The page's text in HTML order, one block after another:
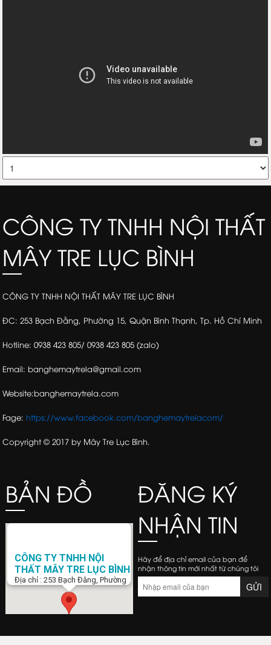
CÔNG TY TNHH NỘI THẤT
MÂY TRE LỤC BÌNH
CÔNG TY TNHH NỘI THẤT MÂY TRE LỤC BÌNH
ĐC: 253 Bạch Đằng, Phường 15, Quận Bình Thạnh, Tp. Hồ Chí Minh
Hotline: 0938 423 805/ 0938 423 805 (zalo)
Email: banghemaytrela@gmail.com
Website:banghemaytrela.com
Fage:https://www.facebook.com/banghemaytrelacom/
Copyright © 2017 by Mây Tre Lục Bình.
BẢN ĐỒ
CÔNG TY TNHH NỘI
THẤT MÂY TRE LỤC BÌNH
Địa chỉ : 253 Bạch Đằng, Phường
15, Q. Bình Thạnh, Tp. Hồ Chí Minh
Điện Thoại : 0938 423 805
banghemaytrela@gmail.com
ĐĂNG KÝ
NHẬN TIN
Hãy để địa chỉ email của bạn để
nhận thông tin mới nhất từ chúng tôi